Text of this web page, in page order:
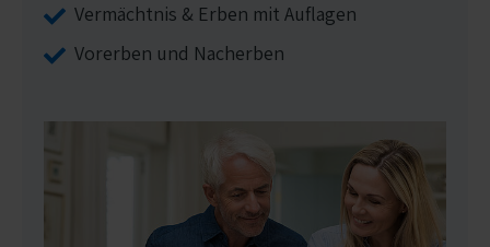
Vermächtnis & Erben mit Auflagen
Vorerben und Nacherben